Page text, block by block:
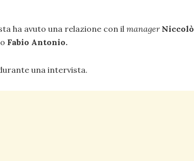
ha avuto una relazione con il manager Niccolò
Fabio Antonio.
una intervista.